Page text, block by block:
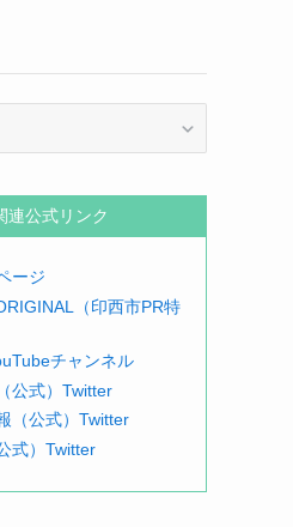
連公式リンク
ージ
（印西市PR特
チャンネル
公式）Twitter
（公式）Twitter
式）Twitter